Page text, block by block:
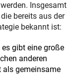
Insgesamt
bereits aus der
bekannt ist:
gibt eine große
anderen
als gemeinsame